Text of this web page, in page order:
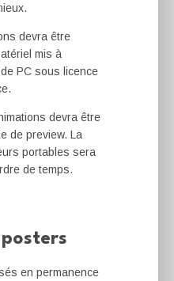
devra être
mis à
PC sous licence
devra être
de preview. La
portables sera
de temps.
en permanence